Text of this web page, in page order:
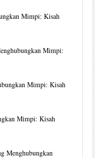
Mimpi: Kisah
Mimpi:
Mimpi: Kisah
Mimpi: Kisah
Menghubungkan